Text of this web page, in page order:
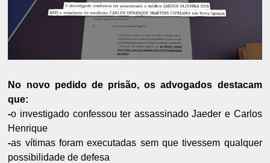
No novo pedido de prisão, os advogados destacam
que:
-o investigado confessou ter assassinado Jaeder e Carlos
Henrique
-as vítimas foram executadas sem que tivessem qualquer
possibilidade de defesa